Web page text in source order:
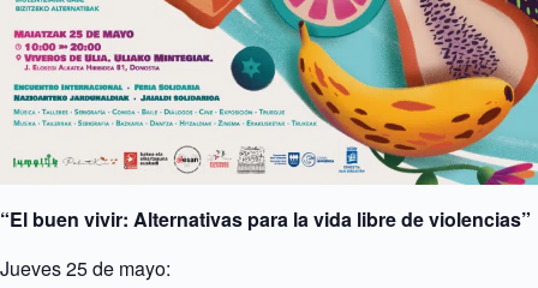
“El buen vivir: Alternativas para la vida libre de violencias”
Jueves 25 de mayo: